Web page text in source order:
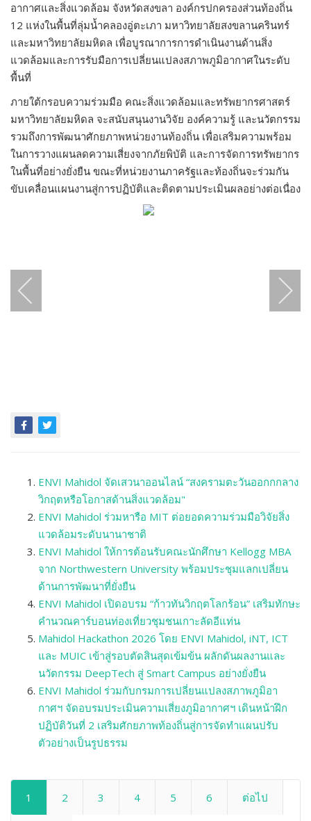
อากาศและสิ่งแวดล้อม จังหวัดสงขลา องค์กรปกครองส่วนท้องถิ่น
12 แห่งในพื้นที่ลุ่มน้ำคลองอู่ตะเภา มหาวิทยาลัยสงขลานครินทร์
และมหาวิทยาลัยมหิดล เพื่อบูรณาการการดำเนินงานด้านสิ่ง
แวดล้อมและการรับมือการเปลี่ยนแปลงสภาพภูมิอากาศในระดับ
พื้นที่
ภายใต้กรอบความร่วมมือ คณะสิ่งแวดล้อมและทรัพยากรศาสตร์
มหาวิทยาลัยมหิดล จะสนับสนุนงานวิจัย องค์ความรู้ และนวัตกรรม
รวมถึงการพัฒนาศักยภาพหน่วยงานท้องถิ่น เพื่อเสริมความพร้อม
ในการวางแผนลดความเสี่ยงจากภัยพิบัติ และการจัดการทรัพยากร
ในพื้นที่อย่างยั่งยืน ขณะที่หน่วยงานภาครัฐและท้องถิ่นจะร่วมกัน
ขับเคลื่อนแผนงานสู่การปฏิบัติและติดตามประเมินผลอย่างต่อเนื่อง
ENVI Mahidol จัดเสวนาออนไลน์ “สงครามตะวันออกกกลาง
วิกฤตหรือโอกาสด้านสิ่งแวดล้อม"
ENVI Mahidol ร่วมหารือ MIT ต่อยอดความร่วมมือวิจัยสิ่ง
แวดล้อมระดับนานาชาติ
ENVI Mahidol ให้การต้อนรับคณะนักศึกษา Kellogg MBA
จาก Northwestern University พร้อมประชุมแลกเปลี่ยน
ด้านการพัฒนาที่ยั่งยืน
ENVI Mahidol เปิดอบรม “ก้าวทันวิกฤตโลกร้อน” เสริมทักษะ
คำนวณคาร์บอนท่องเที่ยวชุมชนเกาะลัดอีแท่น
Mahidol Hackathon 2026 โดย ENVI Mahidol, iNT, ICT
และ MUIC เข้าสู่รอบตัดสินสุดเข้มข้น ผลักดันผลงานและ
นวัตกรรม DeepTech สู่ Smart Campus อย่างยั่งยืน
ENVI Mahidol ร่วมกับกรมการเปลี่ยนแปลงสภาพภูมิอา
กาศฯ จัดอบรมประเมินความเสี่ยงภูมิอากาศฯ เดินหน้าฝึก
ปฏิบัติวันที่ 2 เสริมศักยภาพท้องถิ่นสู่การจัดทำแผนปรับ
ตัวอย่างเป็นรูปธรรม
1 2 3 4 5 6 ต่อไป